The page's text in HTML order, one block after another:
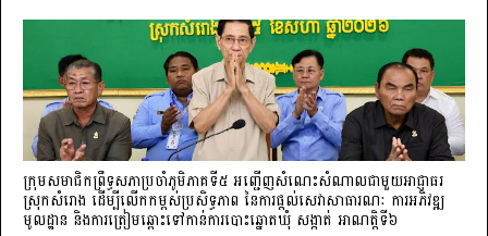
ក្រុមសមាជិកព្រឹទ្ធសភាប្រចាំភូមិភាគទី៥ អញ្ជើញសំណេះសំណាលជាមួយអាជ្ញាធរ
ស្រុកសំរោង ដើម្បីលើកកម្ពស់ប្រសិទ្ធភាព នៃការផ្តល់សេវាសាធារណៈ ការអភិវឌ្ឍ
មូលដ្ឋាន និងការត្រៀមឆ្ពោះទៅកាន់ការបោះឆ្នោតឃុំ សង្កាត់ អាណត្តិទី៦